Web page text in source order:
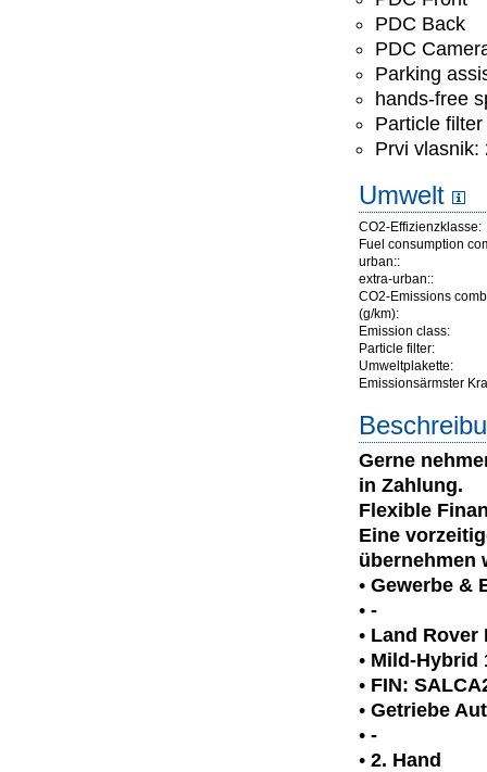
PDC Back
PDC
Parking
hands-free
Particle filter
Prvi vlasnik:
Umwelt
CO2-Effizienzklasse:
Fuel consumption
urban::
extra-urban::
CO2-Emissions
(g/km):
Emission class:
Particle filter:
Umweltplakette:
Emissionsärmster
Gerne
in Zahlung.
Flexible
Eine
übernehmen
• Gewerbe &
• -
• Land Rover
• Mild-Hybrid
• FIN:
• Getriebe
• -
• 2. Hand